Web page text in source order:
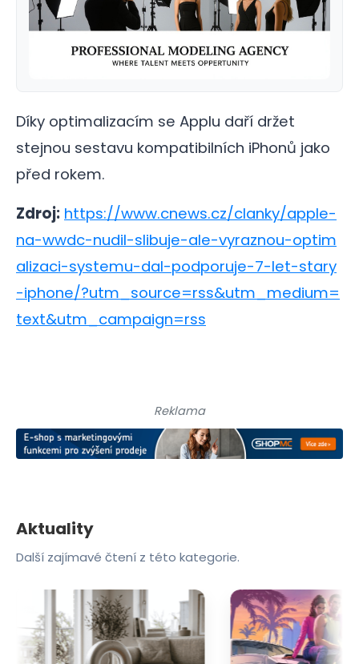
Díky optimalizacím se Applu daří držet
stejnou sestavu kompatibilních iPhonů jako
před rokem.
Zdroj: https://www.cnews.cz/clanky/apple-
na-wwdc-nudil-slibuje-ale-vyraznou-optim
alizaci-systemu-dal-podporuje-7-let-stary
-iphone/?utm_source=rss&utm_medium=
text&utm_campaign=rss
Reklama
Aktuality
Další zajímavé čtení z této kategorie.